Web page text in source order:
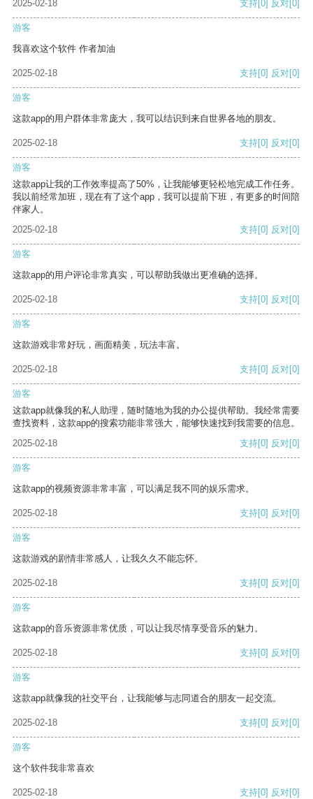
2025-02-18 支持 [0] 反对 [0]
游客
我喜欢这个软件 作者加油
2025-02-18 支持[0] 反对[0]
游客
这款app的用户群体非常庞大，我可以结识到来自世界各地的朋友。
2025-02-18 支持[0] 反对[0]
游客
这款app让我的工作效率提高了50%，让我能够更轻松地完成工作任务。
我以前经常加班，现在有了这个app，我可以提前下班，有更多的时间陪
伴家人。
2025-02-18
支持[0] 反对[0]
游客
这款app的用户评论非常真实，可以帮助我做出更准确的选择。
2025-02-18 支持[0] 反对[0]
游客
这款游戏非常好玩，画面精美，玩法丰富。
2025-02-18 支持[0] 反对[0]
游客
这款app就像我的私人助理，随时随地为我的办公提供帮助。我经常需要
查找资料，这款app的搜索功能非常强大，能够快速找到我需要的信息。
2025-02-18
支持[0] 反对[0]
游客
这款app的视频资源非常丰富，可以满足我不同的娱乐需求。
2025-02-18 支持[0] 反对[0]
游客
这款游戏的剧情非常感人，让我久久不能忘怀。
2025-02-18 支持[0] 反对[0]
游客
这款app的音乐资源非常优质，可以让我尽情享受音乐的魅力。
2025-02-18 支持[0] 反对[0]
游客
这款app就像我的社交平台，让我能够与志同道合的朋友一起交流。
2025-02-18 支持[0] 反对[0]
游客
这个软件我非常喜欢
2025-02-18 支持[0] 反对[0]